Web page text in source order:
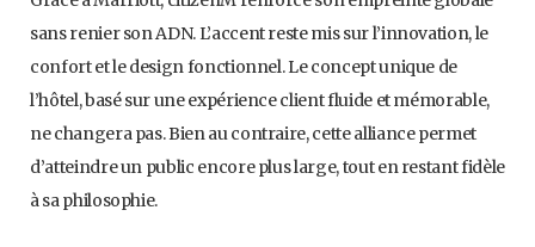
sans renier son ADN. L’accent reste mis sur l’innovation, le
confort et le design fonctionnel. Le concept unique de
l’hôtel, basé sur une expérience client fluide et mémorable,
ne changera pas. Bien au contraire, cette alliance permet
d’atteindre un public encore plus large, tout en restant fidèle
à sa philosophie.